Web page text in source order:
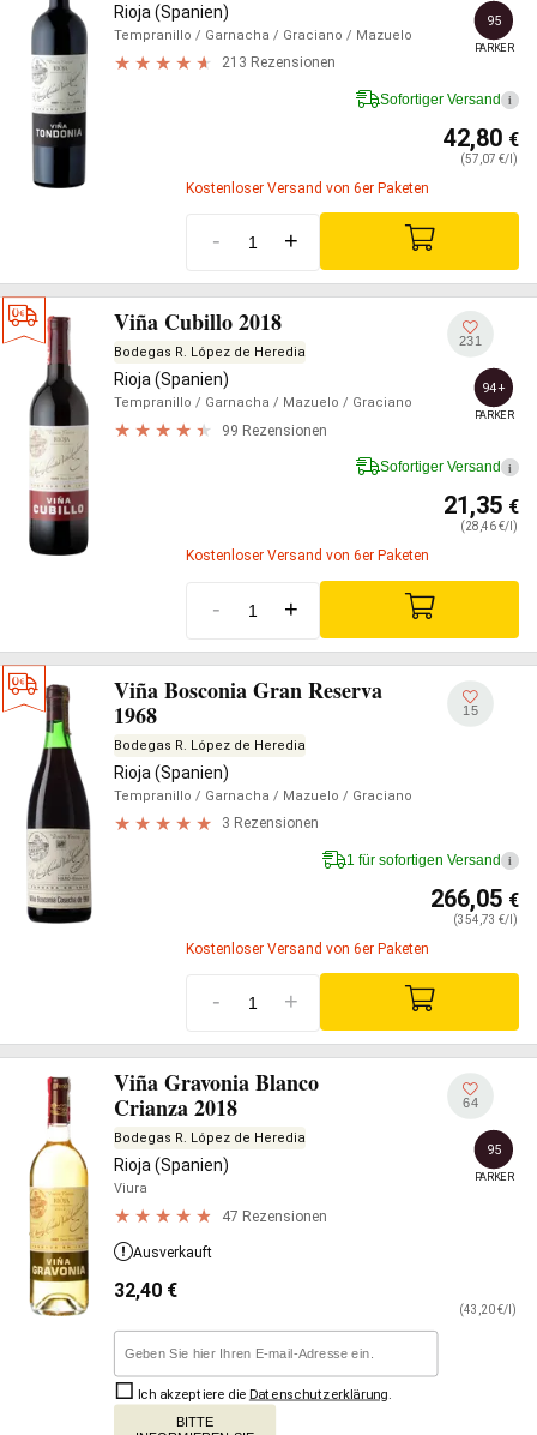
Rioja (Spanien)
Tempranillo / Garnacha / Graciano / Mazuelo
213 Rezensionen
95
PARKER
Sofortiger Versand i
42,80 €
(57,07 €/l)
Kostenloser Versand von 6er Paketen
- +
Viña Cubillo 2018
Bodegas R. López de Heredia
Rioja (Spanien)
Tempranillo / Garnacha / Mazuelo / Graciano
99 Rezensionen
231
94+
PARKER
Sofortiger Versand i
21,35 €
(28,46 €/l)
Kostenloser Versand von 6er Paketen
- +
Viña Bosconia Gran Reserva
1968
Bodegas R. López de Heredia
Rioja (Spanien)
Tempranillo / Garnacha / Mazuelo / Graciano
3 Rezensionen
15
1 für sofortigen Versand i
266,05 €
(354,73 €/l)
Kostenloser Versand von 6er Paketen
- +
Viña Gravonia Blanco
Crianza 2018
Bodegas R. López de Heredia
Rioja (Spanien)
Viura
47 Rezensionen
64
95
PARKER
Ausverkauft
32,40 €
(43,20 €/l)
Ich akzeptiere die Datenschutzerklärung
BITTE